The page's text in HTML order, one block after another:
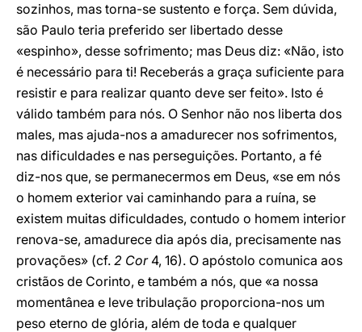
sozinhos, mas torna-se sustento e força. Sem dúvida,
são Paulo teria preferido ser libertado desse
«espinho», desse sofrimento; mas Deus diz: «Não, isto
é necessário para ti! Receberás a graça suficiente para
resistir e para realizar quanto deve ser feito». Isto é
válido também para nós. O Senhor não nos liberta dos
males, mas ajuda-nos a amadurecer nos sofrimentos,
nas dificuldades e nas perseguições. Portanto, a fé
diz-nos que, se permanecermos em Deus, «se em nós
o homem exterior vai caminhando para a ruína, se
existem muitas dificuldades, contudo o homem interior
renova-se, amadurece dia após dia, precisamente nas
provações» (cf. 2 Cor 4, 16). O apóstolo comunica aos
cristãos de Corinto, e também a nós, que «a nossa
momentânea e leve tribulação proporciona-nos um
peso eterno de glória, além de toda e qualquer